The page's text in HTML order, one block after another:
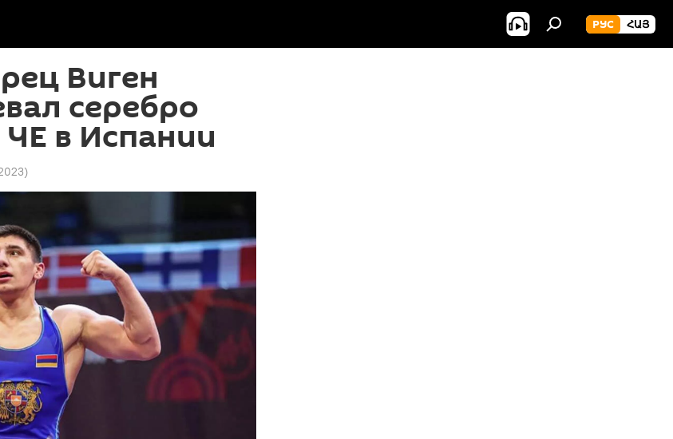
РУС ՀԱՅ
Виген
серебро
в Испании
)